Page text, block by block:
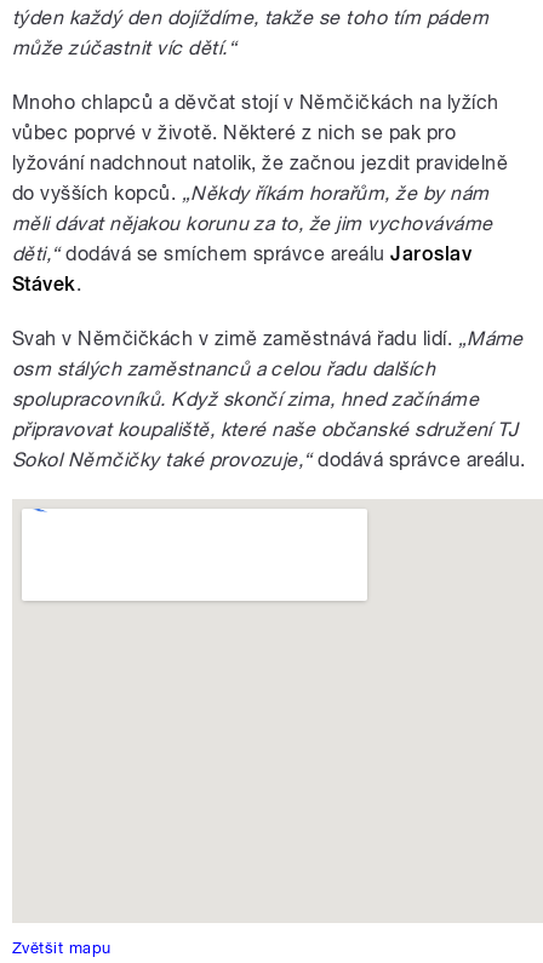
týden každý den dojíždíme, takže se toho tím pádem
může zúčastnit víc dětí.“
Mnoho chlapců a děvčat stojí v Němčičkách na lyžích
vůbec poprvé v životě. Některé z nich se pak pro
lyžování nadchnout natolik, že začnou jezdit pravidelně
do vyšších kopců. „Někdy říkám horařům, že by nám
měli dávat nějakou korunu za to, že jim vychováváme
děti,“dodává se smíchem správce areáluJaroslav
Stávek.
Svah v Němčičkách v zimě zaměstnává řadu lidí. „Máme
osm stálých zaměstnanců a celou řadu dalších
spolupracovníků. Když skončí zima, hned začínáme
připravovat koupaliště, které naše občanské sdružení TJ
Sokol Němčičky také provozuje,“dodává správce areálu.
Zvětšit mapu